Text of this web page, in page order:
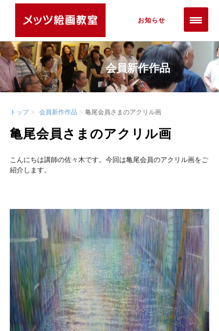
お知らせ
会員新作作品
トップ 会員新作作品 亀尾会員さまのアクリル画
亀尾会員さまのアクリル画
こんにちは講師の佐々木です。今回は亀尾会員のアクリル画をご
紹介します。